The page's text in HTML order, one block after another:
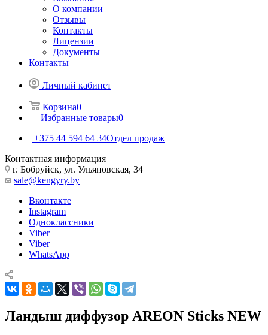
О компании
Отзывы
Контакты
Лицензии
Документы
Контакты
Личный кабинет
Корзина0
Избранные товары0
+375 44 594 64 34Отдел продаж
Контактная информация
г. Бобруйск, ул. Ульяновская, 34
sale@kengyry.by
Вконтакте
Instagram
Одноклассники
Viber
Viber
WhatsApp
Ландыш диффузор AREON Sticks NEW